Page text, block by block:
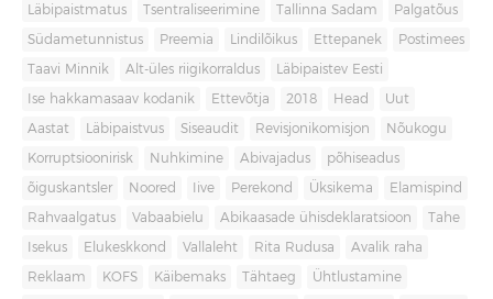
Läbipaistmatus Tsentraliseerimine Tallinna Sadam Palgatõus
Südametunnistus Preemia Lindilõikus Ettepanek Postimees
Taavi Minnik Alt-üles riigikorraldus Läbipaistev Eesti
Ise hakkamasaav kodanik Ettevõtja 2018 Head Uut
Aastat Läbipaistvus Siseaudit Revisjonikomisjon Nõukogu
Korruptsioonirisk Nuhkimine Abivajadus põhiseadus
õiguskantsler Noored Iive Perekond Üksikema Elamispind
Rahvaalgatus Vabaabielu Abikaasade ühisdeklaratsioon Tahe
Isekus Elukeskkond Vallaleht Rita Rudusa Avalik raha
Reklaam KOFS Käibemaks Tähtaeg Ühtlustamine